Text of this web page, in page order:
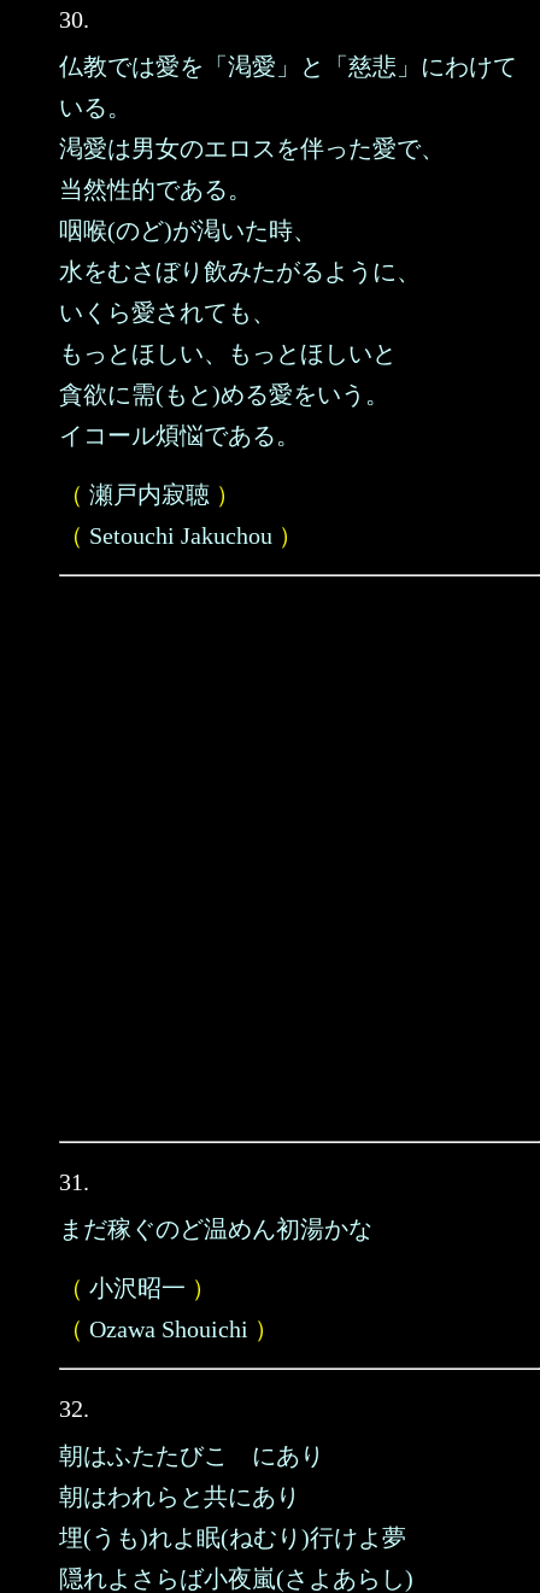
30.
仏教では愛を「渇愛」と「慈悲」にわけて
いる。
渇愛は男女のエロスを伴った愛で、
当然性的である。
咽喉(のど)が渇いた時、
水をむさぼり飲みたがるように、
いくら愛されても、
もっとほしい、もっとほしいと
貪欲に需(もと)める愛をいう。
イコール煩悩である。
（ 瀬戸内寂聴 ）
（ Setouchi Jakuchou ）
31.
まだ稼ぐのど温めん初湯かな
（ 小沢昭一 ）
（ Ozawa Shouichi ）
32.
朝はふたたびこゝにあり
朝はわれらと共にあり
埋(うも)れよ眠(ねむり)行けよ夢
隠れよさらば小夜嵐(さよあらし)